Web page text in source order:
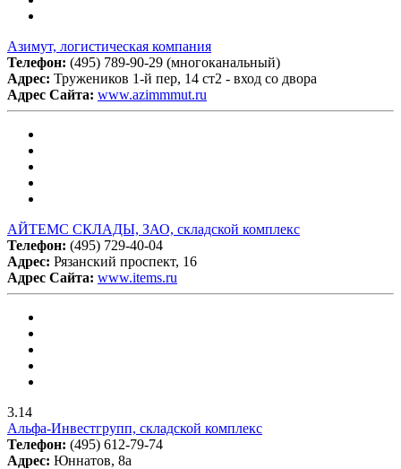
Азимут, логистическая компания
Телефон: (495) 789-90-29 (многоканальный)
Адрес: Тружеников 1-й пер, 14 ст2 - вход со двора
Адрес Сайта: www.azimmmut.ru
АЙТЕМС СКЛАДЫ, ЗАО, складской комплекс
Телефон: (495) 729-40-04
Адрес: Рязанский проспект, 16
Адрес Сайта: www.items.ru
3.14
Альфа-Инвестгрупп, складской комплекс
Телефон: (495) 612-79-74
Адрес: Юннатов, 8а